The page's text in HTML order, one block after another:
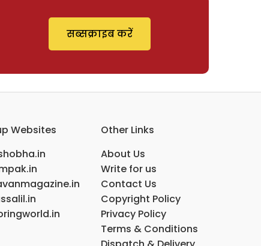
सब्सक्राइब करें
Websites
Other Links
About Us
Write for us
Contact Us
Copyright Policy
Privacy Policy
Terms & Conditions